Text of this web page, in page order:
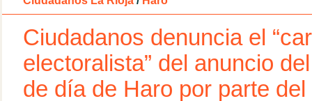
Ciudadanos denuncia el
electoralista” del anuncio
de día de Haro por parte del